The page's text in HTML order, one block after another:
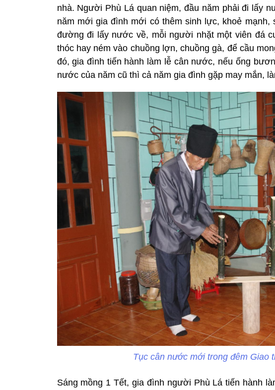
nhà. Người Phù Lá quan niệm, đầu năm phải đi lấy
năm mới gia đình mới có thêm sinh lực, khoẻ
đường đi lấy nước về, mỗi người nhặt một viên đá
thóc hay ném vào chuồng lợn, chuồng gà, để cầu
đó, gia đình tiến hành làm lễ cân nước, nếu ống
nước của năm cũ thì cả năm gia đình gặp may mắn,
Tục cân nước mới trong đêm Giao
Sáng mồng 1 Tết, gia đình người Phù Lá tiến hành